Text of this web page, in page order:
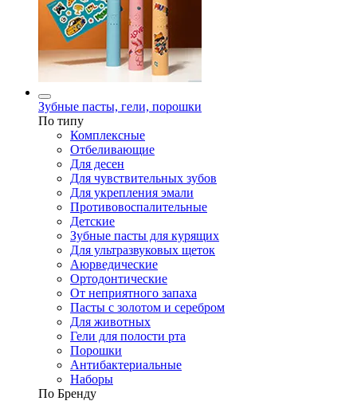
Зубные пасты, гели, порошки
По типу
Комплексные
Отбеливающие
Для десен
Для чувствительных зубов
Для укрепления эмали
Противовоспалительные
Детские
Зубные пасты для курящих
Для ультразвуковых щеток
Аюрведические
Ортодонтические
От неприятного запаха
Пасты с золотом и серебром
Для животных
Гели для полости рта
Порошки
Антибактериальные
Наборы
По Бренду